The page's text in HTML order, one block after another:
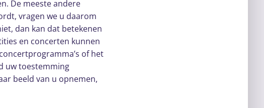
De meeste andere
vragen we u daarom
dan kan dat betekenen
en concerten kunnen
of het
uw toestemming
beeld van u opnemen,